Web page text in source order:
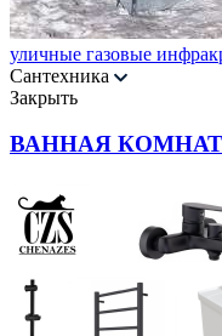
уличные газовые
Сантехника
Закрыть
ВАННАЯ КОМНАТА